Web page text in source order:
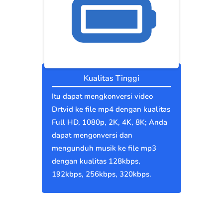
Kualitas Tinggi
Itu dapat mengkonversi video
Drtvid ke file mp4 dengan kualitas
Full HD, 1080p, 2K, 4K, 8K; Anda
dapat mengonversi dan
mengunduh musik ke file mp3
dengan kualitas 128kbps,
192kbps, 256kbps, 320kbps.